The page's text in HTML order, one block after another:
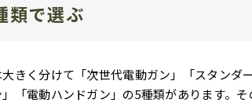
類で選ぶ
きく分けて「次世代電動ガン」「スタンダ
「電動ハンドガン」の5種類があります。 そ